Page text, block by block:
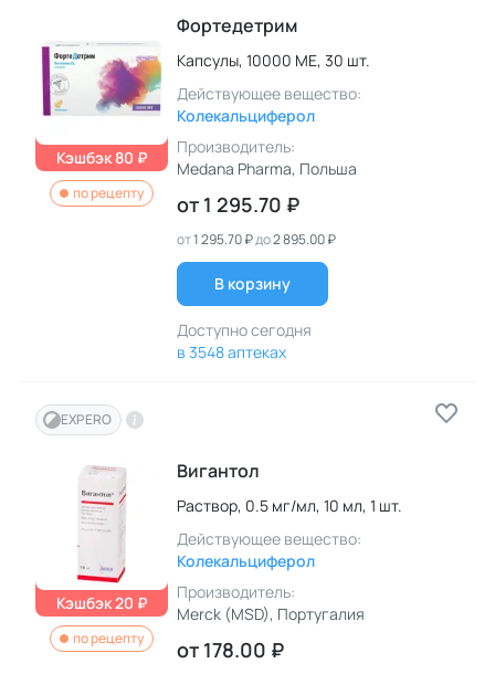
Кэшбэк 80 ₽
по рецепту
Фортедетрим
Капсулы, 10000 МЕ, 30 шт.
Действующее вещество:
Колекальциферол
Производитель:
Medana Pharma, Польша
от 1 295.70 ₽
от1 295.70 ₽до2 895.00 ₽
В корзину
Доступно сегодня
в 3548 аптеках
EXPERO
Кэшбэк 20 ₽
по рецепту
Вигантол
Раствор, 0.5 мг/мл, 10 мл, 1 шт.
Действующее вещество:
Колекальциферол
Производитель:
Merck (MSD), Португалия
от 178.00 ₽